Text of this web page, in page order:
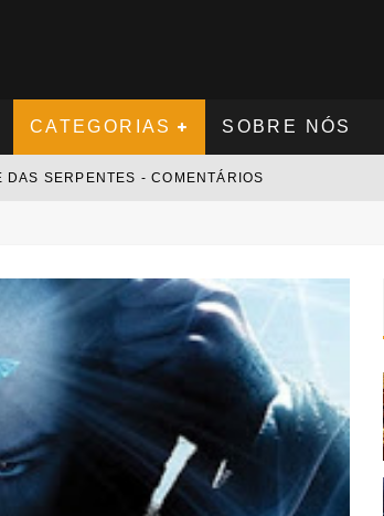
CATEGORIAS SOBRE NÓS
DAS SERPENTES - COMENTÁRIOS